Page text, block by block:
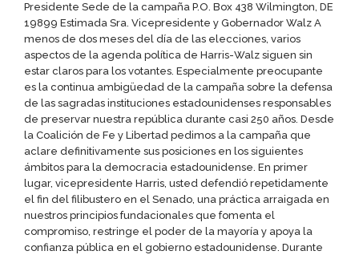
Presidente Sede de la campaña P.O. Box 438 Wilmington, DE
19899 Estimada Sra. Vicepresidente y Gobernador Walz A
menos de dos meses del día de las elecciones, varios
aspectos de la agenda política de Harris-Walz siguen sin
estar claros para los votantes. Especialmente preocupante
es la continua ambigüedad de la campaña sobre la defensa
de las sagradas instituciones estadounidenses responsables
de preservar nuestra república durante casi 250 años. Desde
la Coalición de Fe y Libertad pedimos a la campaña que
aclare definitivamente sus posiciones en los siguientes
ámbitos para la democracia estadounidense. En primer
lugar, vicepresidente Harris, usted defendió repetidamente
el fin del filibustero en el Senado, una práctica arraigada en
nuestros principios fundacionales que fomenta el
compromiso, restringe el poder de la mayoría y apoya la
confianza pública en el gobierno estadounidense. Durante